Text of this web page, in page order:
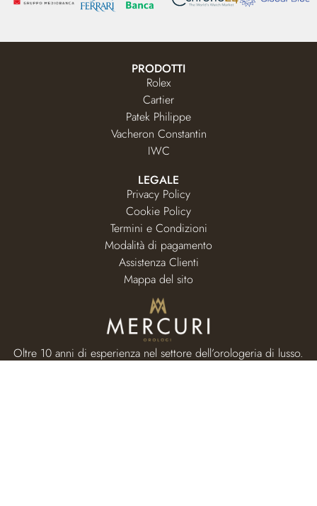
PRODOTTI
Rolex
Cartier
Patek Philippe
Vacheron Constantin
IWC
LEGALE
Privacy Policy
Cookie Policy
Termini e Condizioni
Modalità di pagamento
Assistenza Clienti
Mappa del sito
Oltre 10 anni di esperienza nel settore dell’orologeria di lusso.